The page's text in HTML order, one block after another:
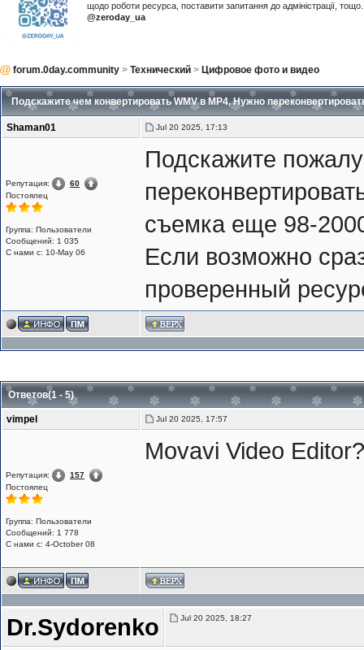
щодо роботи ресурса, поставити запитання до адміністрації,
@zeroday_ua
forum.0day.community > Технический > Цифровое фото и видео
Подскажите чем конвертировать WMV в MP4, Нужно
Shaman01 Jul 20 2025, 17:13
Репутация:
60
Постоялец
Группа: Пользователи
Сообщений: 1 035
С нами с: 10-May 06
Подскажите
съемка еще 98-
Если возможно
проверенный
Ответов(1 - 5)
vimpel Jul 20 2025, 17:57
Репутация:
157
Постоялец
Группа: Пользователи
Сообщений: 1 778
С нами с: 4-October 08
Movavi Video Editor?
Dr.Sydorenko Jul 20 2025, 18:27